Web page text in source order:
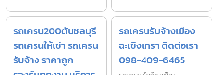
รถเครน200ตันชลบุรี
รถเครนให้เช่า รถเครน
รับจ้าง ราคาถูก
รถเครนรับจ้างเมือง
ฉะเชิงเทรา ติดต่อเรา
098-409-6465